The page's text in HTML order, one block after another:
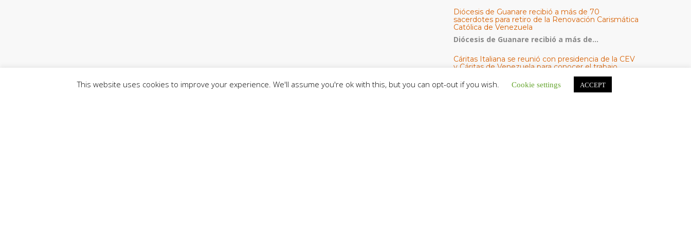
Diócesis de Guanare recibió a más de 70
sacerdotes para retiro de la Renovación Carismática
Católica de Venezuela
Diócesis de Guanare recibió a más de...
Cáritas Italiana se reunió con presidencia de la CEV
y Cáritas de Venezuela para conocer el trabajo
Una delegación encabezada por el padre Marco...
This website uses cookies to improve your experience. We'll assume you're ok with this, but you can opt-out if you wish. Cookie settings ACCEPT